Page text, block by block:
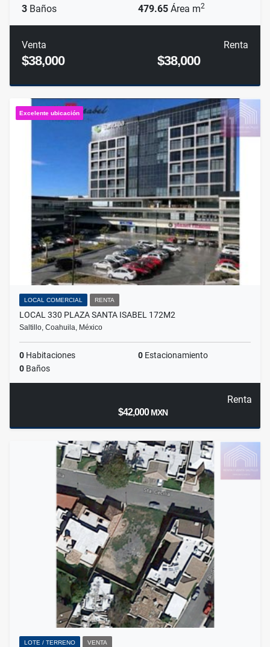
3 Baños 479.65 Área m2
Venta
$38,000
Renta
$38,000
Excelente ubicación
LOCAL COMERCIAL RENTA
LOCAL 330 PLAZA SANTA ISABEL 172M2
Saltillo, Coahuila, México
0 Habitaciones 0 Estacionamiento
0 Baños
Renta
$42,000MXN
LOTE / TERRENO VENTA